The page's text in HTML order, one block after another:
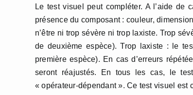
Le test visuel peut compléter. A l’aide de
présence du composant : couleur,
n’être ni trop sévère ni trop laxiste. Trop
de deuxième espèce). Trop laxiste : le
première espèce). En cas d’erreurs
seront réajustés. En tous les cas, le
« opérateur-dépendant ». Ce test visuel est